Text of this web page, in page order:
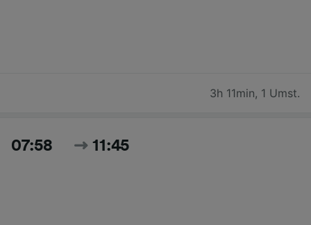
3h 11min, 1 Umst.
07:58 11:45